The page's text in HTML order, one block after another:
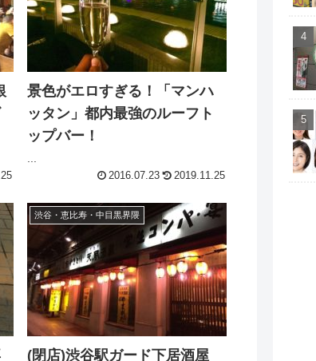
景色がエロすぎる！「マンハ
ッタン」都内最強のルーフト
ップバー！
2016.07.23 2019.11.25
渋谷・恵比寿・中目黒界隈
(閉店)渋谷駅ガード下居酒屋